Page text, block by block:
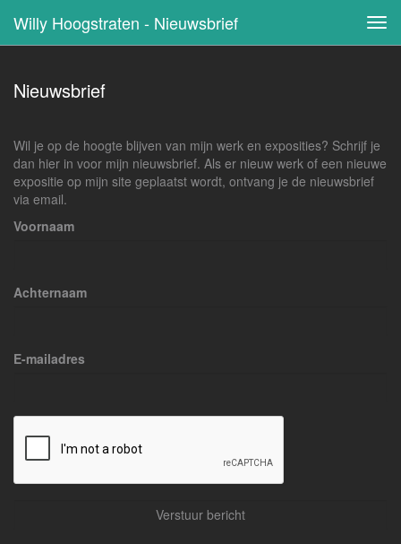
Willy Hoogstraten - Nieuwsbrief
Nieuwsbrief
Wil je op de hoogte blijven van mijn werk en exposities? Schrijf je
dan hier in voor mijn nieuwsbrief. Als er nieuw werk of een nieuwe
expositie op mijn site geplaatst wordt, ontvang je de nieuwsbrief
via email.
Voornaam
Achternaam
E-mailadres